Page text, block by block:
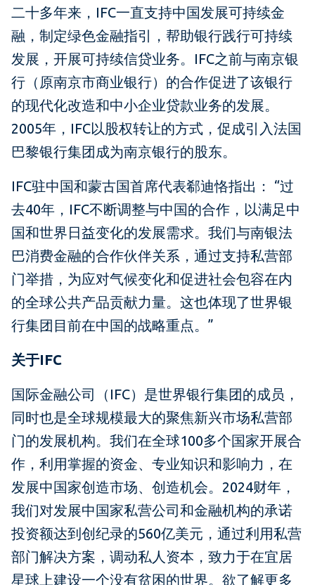
二十多年来，IFC一直支持中国发展可持续金
融，制定绿色金融指引，帮助银行践行可持续
发展，开展可持续信贷业务。IFC之前与南京银
行（原南京市商业银行）的合作促进了该银行
的现代化改造和中小企业贷款业务的发展。
2005年，IFC以股权转让的方式，促成引入法国
巴黎银行集团成为南京银行的股东。
IFC驻中国和蒙古国首席代表郗迪恪指出： “过
去40年，IFC不断调整与中国的合作，以满足中
国和世界日益变化的发展需求。我们与南银法
巴消费金融的合作伙伴关系，通过支持私营部
门举措，为应对气候变化和促进社会包容在内
的全球公共产品贡献力量。这也体现了世界银
行集团目前在中国的战略重点。”
关于IFC
国际金融公司（IFC）是世界银行集团的成员，
同时也是全球规模最大的聚焦新兴市场私营部
门的发展机构。我们在全球100多个国家开展合
作，利用掌握的资金、专业知识和影响力，在
发展中国家创造市场、创造机会。2024财年，
我们对发展中国家私营公司和金融机构的承诺
投资额达到创纪录的560亿美元，通过利用私营
部门解决方案，调动私人资本，致力于在宜居
星球上建设一个没有贫困的世界。欲了解更多